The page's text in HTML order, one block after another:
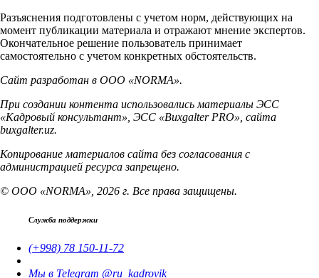
Разъяснения подготовлены с учетом норм, действующих на
момент публикации материала и отражают мнение экспертов.
Окончательное решение пользователь принимает
самостоятельно с учетом конкретных обстоятельств.
Сайт разработан в ООО «NORMA».
При создании контента использовались материалы ЭСС
«Кадровый консультант», ЭСС «Buxgalter PRO», сайта
buxgalter.uz.
Копирование материалов сайта без согласования с
администрацией ресурса запрещено.
© ООО «NORMA», 2026 г. Все права защищены.
Служба поддержки
(+998) 78 150-11-72
Мы в Telegram @ru_kadrovik